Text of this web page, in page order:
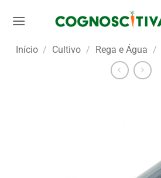
Início / Cultivo / Rega e Água /